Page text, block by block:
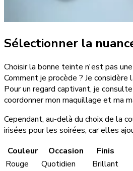
Sélectionner la
Choisir la bonne teinte n'est pas
Comment je procède ? Je
Pour un regard captivant, je
coordonner mon maquillage et ma
Cependant, au-delà du choix de la
irisées pour les soirées, car elles
Couleur
Occasion
Finis
Rouge
Quotidien
Brillant